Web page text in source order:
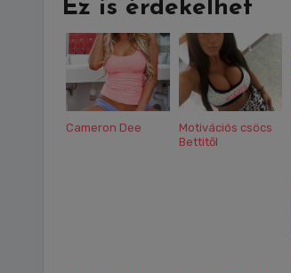
Ez is érdekelhet
Cameron Dee
Motivációs csöcs
Bettitől